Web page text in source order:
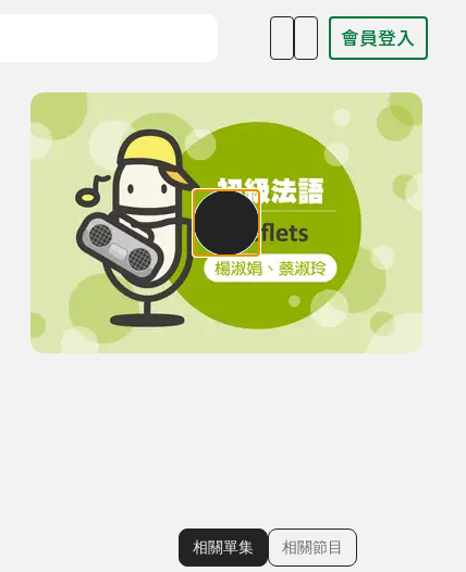
會員登入
顯示相關單集
相關單集 相關節目